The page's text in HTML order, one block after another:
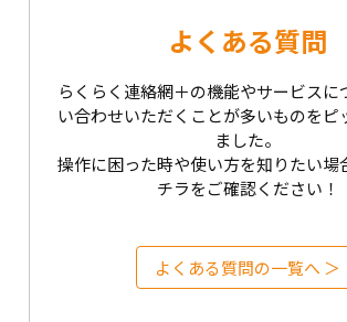
よくある質問
らくらく連絡網＋の機能やサービスに
い合わせいただくことが多いものをピ
ました。
操作に困った時や使い方を知りたい場
チラをご確認ください！
よくある質問の一覧へ ＞